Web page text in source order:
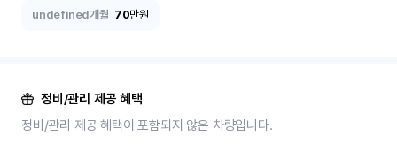
undefined개월 70만원
정비/관리 제공 혜택
정비/관리 제공 혜택이 포함되지 않은 차량입니다.